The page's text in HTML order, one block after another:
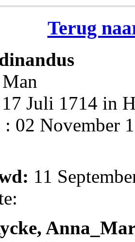
Terug
Juli 1714 in
: 02 November
11